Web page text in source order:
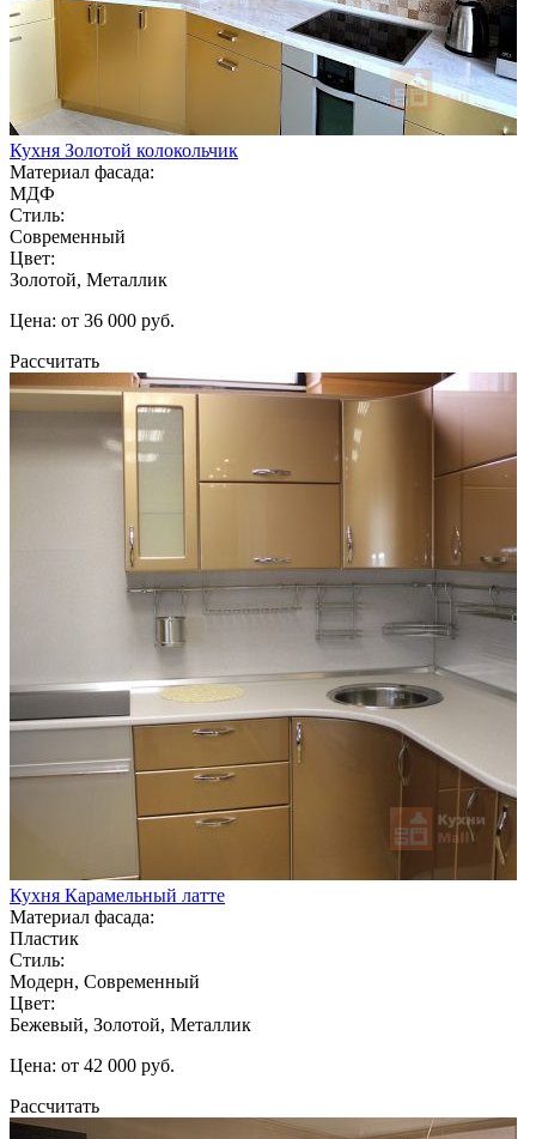
Кухня Золотой колокольчик
Материал фасада:
МДФ
Стиль:
Современный
Цвет:
Золотой, Металлик
Цена: от 36 000 руб.
Рассчитать
Кухня Карамельный латте
Материал фасада:
Пластик
Стиль:
Модерн, Современный
Цвет:
Бежевый, Золотой, Металлик
Цена: от 42 000 руб.
Рассчитать